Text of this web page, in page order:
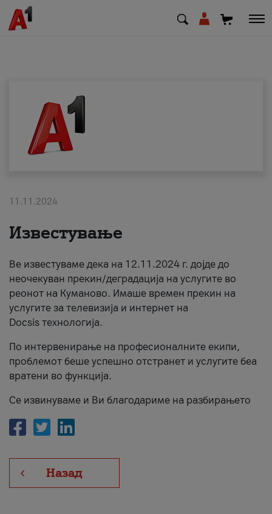
EN
Надополни кредит
Плати сметка
За нас
#ПодобарОнлајн
11.11.2024
Известување
Ве известуваме дека на 12.11.2024 г. дојде до
неочекуван прекин/деградација на услугите во
реонот на Куманово. Имаше времен прекин на
услугите за телевизија и интернет на
Docsis технологија.
По интервенирање на професионалните екипи,
проблемот беше успешно отстранет и услугите беа
вратени во функција.
Се извинуваме и Ви благодариме на разбирањето
Назад